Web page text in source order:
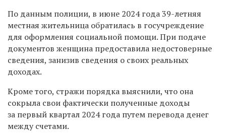
По данным полиции, в июне 2024 года 39-летняя
местная жительница обратилась в госучреждение
для оформления социальной помощи. При подаче
документов женщина предоставила недостоверные
сведения, занизив сведения о своих реальных
доходах.
Кроме того, стражи порядка выяснили, что она
сокрыла свои фактически полученные доходы
за первый квартал 2024 года путем перевода денег
между счетами.